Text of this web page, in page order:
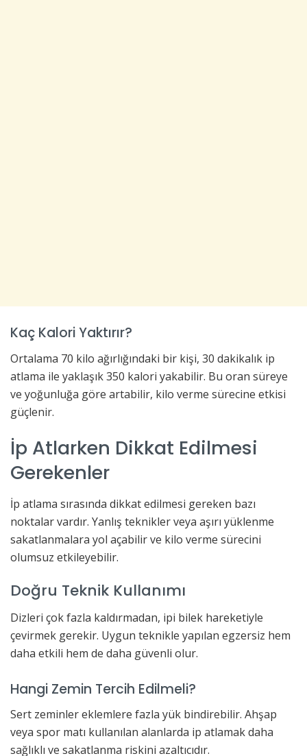
Kaç Kalori Yaktırır?
Ortalama 70 kilo ağırlığındaki bir kişi, 30 dakikalık ip
atlama ile yaklaşık 350 kalori yakabilir. Bu oran süreye
ve yoğunluğa göre artabilir, kilo verme sürecine etkisi
güçlenir.
İp Atlarken Dikkat Edilmesi
Gerekenler
İp atlama sırasında dikkat edilmesi gereken bazı
noktalar vardır. Yanlış teknikler veya aşırı yüklenme
sakatlanmalara yol açabilir ve kilo verme sürecini
olumsuz etkileyebilir.
Doğru Teknik Kullanımı
Dizleri çok fazla kaldırmadan, ipi bilek hareketiyle
çevirmek gerekir. Uygun teknikle yapılan egzersiz hem
daha etkili hem de daha güvenli olur.
Hangi Zemin Tercih Edilmeli?
Sert zeminler eklemlere fazla yük bindirebilir. Ahşap
veya spor matı kullanılan alanlarda ip atlamak daha
sağlıklı ve sakatlanma riskini azaltıcıdır.